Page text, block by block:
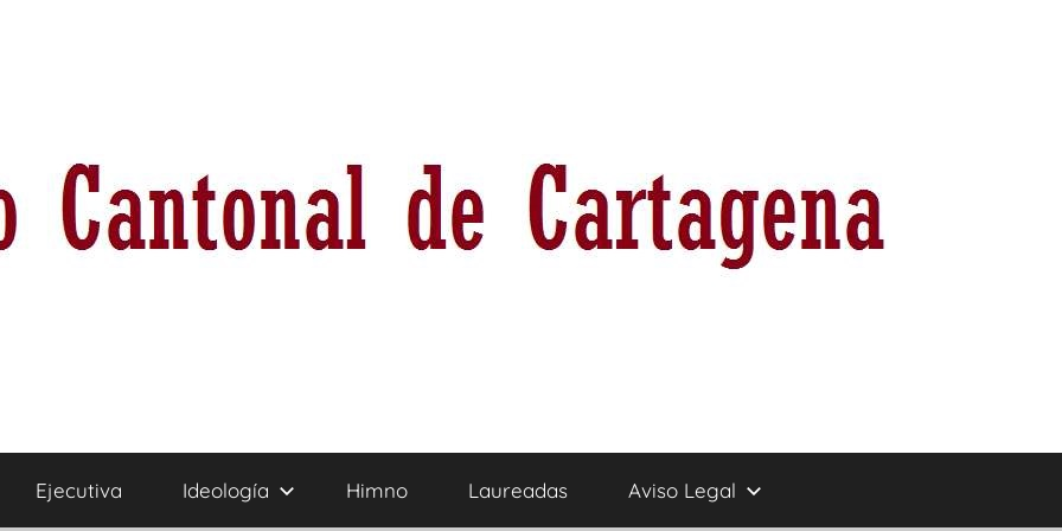
Ejecutiva Ideología Himno Laureadas Aviso Legal